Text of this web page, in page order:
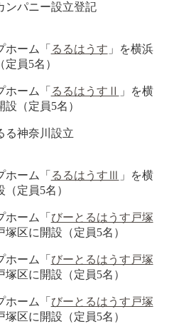
ンパニー設立登記
ホーム「 るるはうす 」を横浜
員5名）
ホーム「 るるはうすⅡ
」を横
（定員5名）
る神奈川設立
ホーム「 るるはうすⅢ 」を横
定員5名）
ホーム「 びーとるはうす戸塚
塚区に開設（定員5名）
ホーム「 びーとるはうす戸塚
塚区に開設（定員5名）
ホーム「 びーとるはうす戸塚
塚区に開設（定員5名）